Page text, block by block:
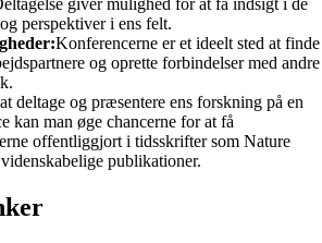
giver mulighed for at få indsigt i de
perspektiver i ens felt.
Konferencerne er et ideelt sted at finde
og oprette forbindelser med andre
deltage og præsentere ens forskning på en
kan man øge chancerne for at få
offentliggjort i tidsskrifter som Nature
publikationer.